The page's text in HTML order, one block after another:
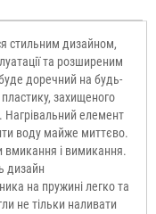
стильним дизайном,
та розширеним
доречний на будь-
пластику, захищеного
Нагрівальний елемент
воду майже миттєво.
вмикання і вимикання.
дизайн
на пружині легко та
не тільки наливати